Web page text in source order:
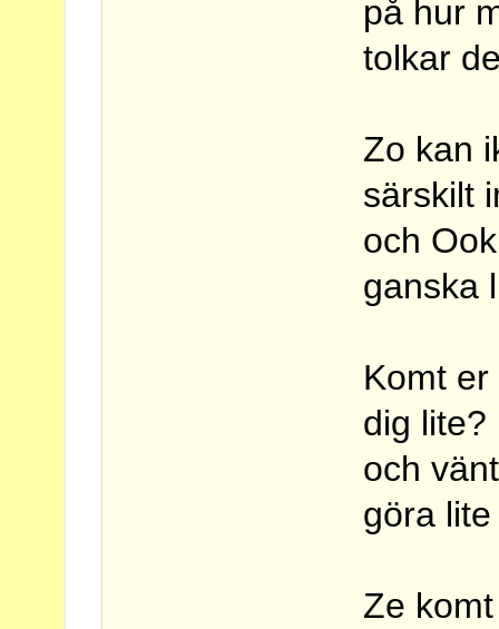
på hur
tolkar
Zo kan
särskilt
och
ganska
Komt
dig lite?
och
göra
Ze